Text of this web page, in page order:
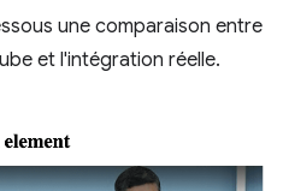
une comparaison entre
et l'intégration réelle.